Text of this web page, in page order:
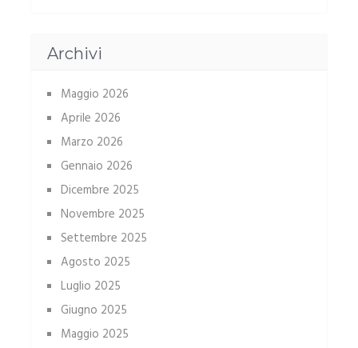
Archivi
Maggio 2026
Aprile 2026
Marzo 2026
Gennaio 2026
Dicembre 2025
Novembre 2025
Settembre 2025
Agosto 2025
Luglio 2025
Giugno 2025
Maggio 2025